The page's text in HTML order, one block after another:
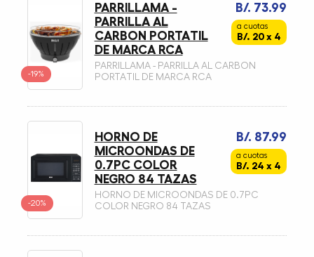
-19%
B/. 73.99
a cuotas
B/. 20 x 4
PARRILLAMA -
PARRILLA AL
CARBON PORTATIL
DE MARCA RCA
PARRILLAMA - PARRILLA AL CARBON
PORTATIL DE MARCA RCA
-20%
B/. 87.99
a cuotas
B/. 24 x 4
HORNO DE
MICROONDAS DE
0.7PC COLOR
NEGRO 84 TAZAS
HORNO DE MICROONDAS DE 0.7PC
COLOR NEGRO 84 TAZAS